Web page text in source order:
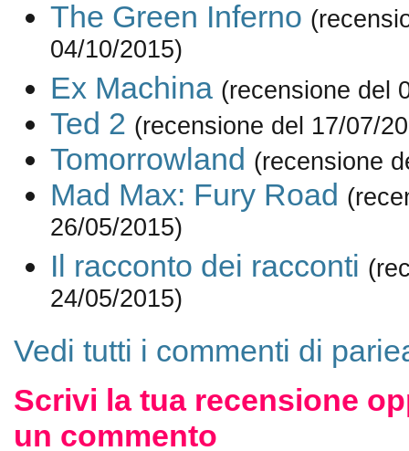
The Green Inferno
04/10/2015)
Ex Machina (recensione del
Ted 2 (recensione del 17/07/
Tomorrowland (recensione
Mad Max: Fury Road
26/05/2015)
Il racconto dei racconti
24/05/2015)
Vedi tutti i commenti di
Scrivi la tua recensione
un commento